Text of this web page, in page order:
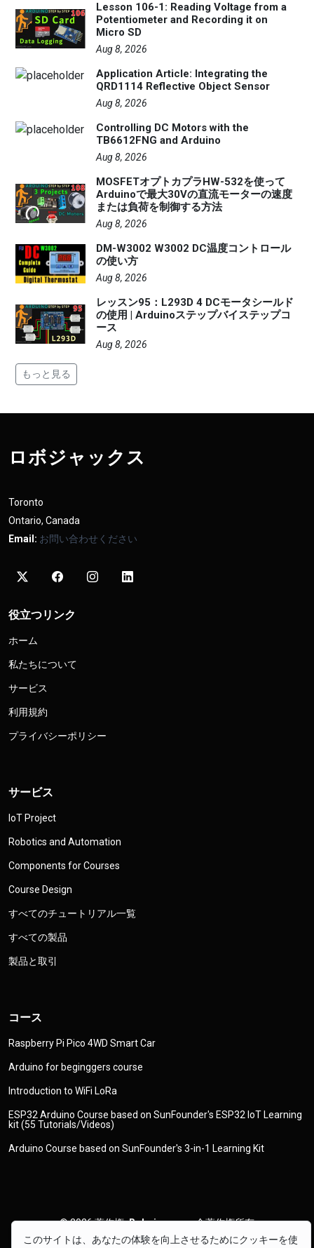
このサイトは、あなたの体験を向上させるためにクッキーを使
Lesson 106-1: Reading Voltage from a
Potentiometer and Recording it on
Micro SD
Aug 8, 2026
Application Article: Integrating the
QRD1114 Reflective Object Sensor
Aug 8, 2026
Controlling DC Motors with the
TB6612FNG and Arduino
Aug 8, 2026
MOSFETオプトカプラHW-532を使って
Arduinoで最大30Vの直流モーターの速度
または負荷を制御する方法
Aug 8, 2026
DM-W3002 W3002 DC温度コントロール
の使い方
Aug 8, 2026
レッスン95：L293D 4 DCモータシールド
の使用 | Arduinoステップバイステップコ
ース
Aug 8, 2026
もっと見る
ロボジャックス
Toronto
Ontario, Canada
Email: お問い合わせください
役立つリンク
ホーム
私たちについて
サービス
利用規約
プライバシーポリシー
サービス
IoT Project
Robotics and Automation
Components for Courses
Course Design
すべてのチュートリアル一覧
すべての製品
製品と取引
コース
Raspberry Pi Pico 4WD Smart Car
Arduino for beginggers course
Introduction to WiFi LoRa
ESP32 Arduino Course based on SunFounder's ESP32 IoT Learning
kit (55 Tutorials/Videos)
Arduino Course based on SunFounder's 3-in-1 Learning Kit
© 2026著作権 Robojax.com 全著作権所有